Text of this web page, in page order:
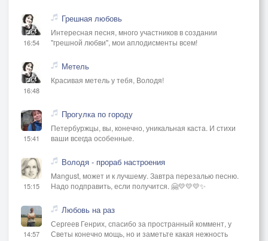
16:54
Грешная любовь
Интересная песня, много участников в создании
"грешной любви", мои аплодисменты всем!
16:48
Метель
Красивая метель у тебя, Володя!
15:41
Прогулка по городу
Петербуржцы, вы, конечно, уникальная каста. И стихи
ваши всегда особенные.
15:15
Володя - прораб настроения
Mangust, может и к лучшему. Завтра перезалью песню.
Надо подправить, если получится. 🤗💛💛💛✨
14:57
Любовь на раз
Сергеев Генрих, спасибо за пространный коммент, у
Светы конечно мощь, но и заметьте какая нежность